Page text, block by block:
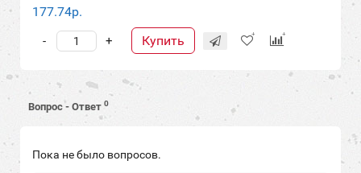
177.74р.
+
- Купить
Вопрос - Ответ 0
Пока не было вопросов.